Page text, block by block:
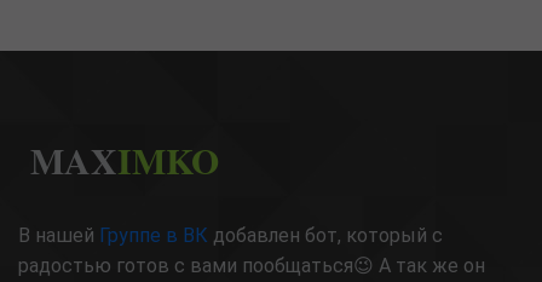
MAXIMKO
В нашей Группе в ВК добавлен бот, который с
радостью готов с вами пообщаться😉 А так же он